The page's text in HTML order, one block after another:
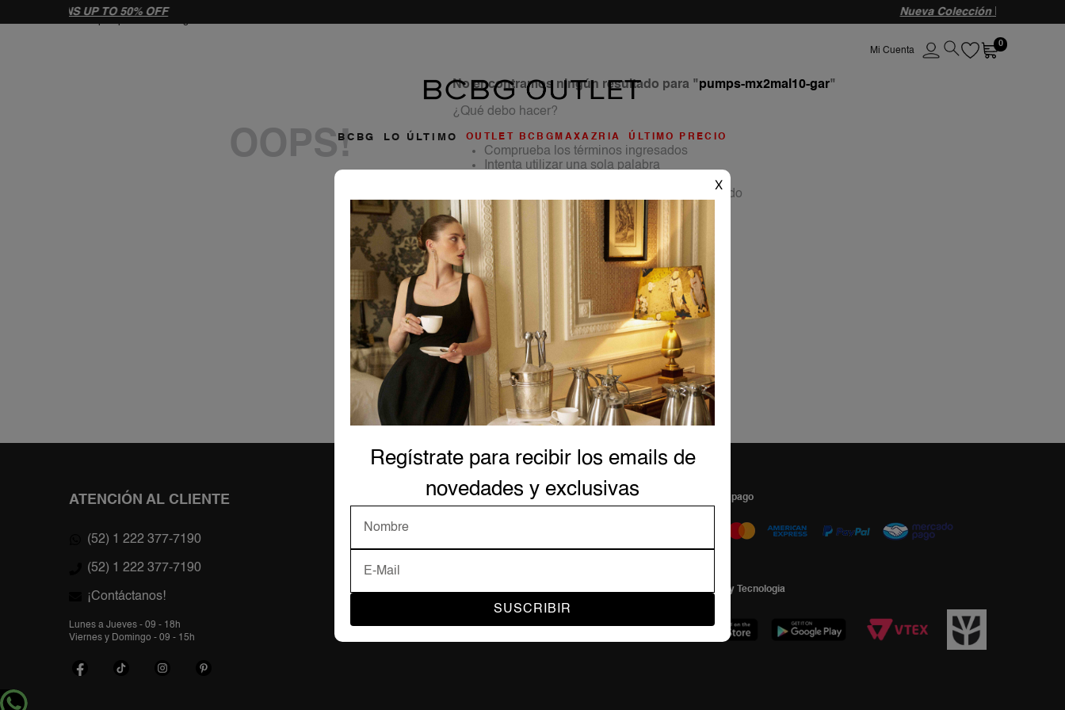
0
BCBG LO ÚLTIMO OUTLET BCBGMAXAZRIA ÚLTIMO PRECIO
pumps-mx2mal10-gar
OOPS!
No encontramos ningún resultado para "pumps-mx2mal10-gar"
¿Qué debo hacer?
Comprueba los términos ingresados
Intenta utilizar una sola palabra
Utiliza términos genéricos en la búsqueda
Intenta buscar sinónimos del término deseado
ATENCIÓN AL CLIENTE
(52) 1 222 377-7190
(52) 1 222 377-7190
¡Contáctanos!
Lunes a Jueves - 09 - 18h
Viernes y Domingo - 09 - 15h
AYUDA Y SUPORTE
Términos y Condiciones
Formas de pago
Seguridad y Tecnologia
X
Regístrate para recibir los emails de
novedades y exclusivas
SUSCRIBIR